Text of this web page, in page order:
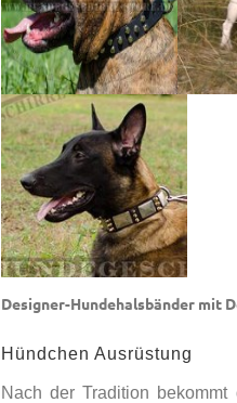
Designer-Hundehalsbänder mit
Hündchen Ausrüstung
Nach der Tradition